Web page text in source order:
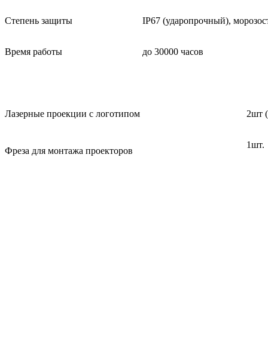
Степень защиты IP67 (ударопрочный),
Время работы до 30000 часов
Лазерные проекции с логотипом 2шт
Фреза для монтажа проекторов
1шт.